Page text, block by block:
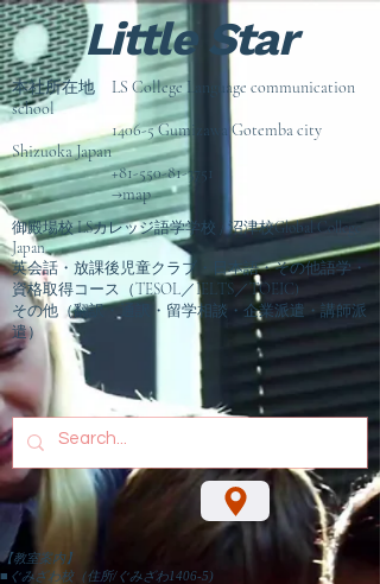
Little Star
本社所在地 LS College Language communication
school
1406-5 Gumizawa Gotemba city
Shizuoka Japan
+81-550-81-3751
→map
御殿場校 LSカレッジ語学学校 / 沼津校Global College
Japan
英会話・放課後児童クラブ・日本語・その他語学・
資格取得コース（TESOL／IELTS／TOEIC)
その他（翻訳・通訳・留学相談 ・企業派遣・講師派
遣）
【教室案内】
■ぐみざわ校（住所/ぐみざわ1406-5)